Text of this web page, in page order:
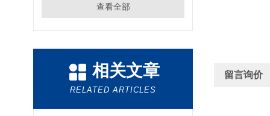
查看全部
相关文章
RELATED ARTICLES
留言询价